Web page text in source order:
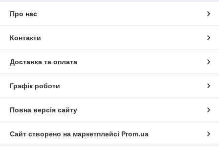
Про нас
Контакти
Доставка та оплата
Графік роботи
Повна версія сайту
Сайт створено на маркетплейсі Prom.ua